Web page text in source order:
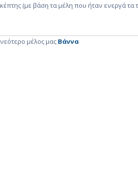
(με βάση τα μέλη που ήταν ενεργά τα
μέλος μας Βάννα